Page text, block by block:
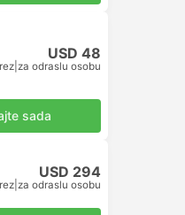
USD 48
za odraslu osobu
sada
USD 294
za odraslu osobu